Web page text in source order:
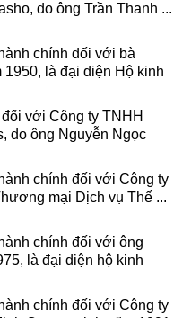
do ông Trần Thanh ...
chính đối với bà
là đại diện Hộ kinh
với Công ty TNHH
do ông Nguyễn Ngọc
chính đối với Công ty
mại Dịch vụ Thế ...
chính đối với ông
là đại diện hộ kinh
chính đối với Công ty